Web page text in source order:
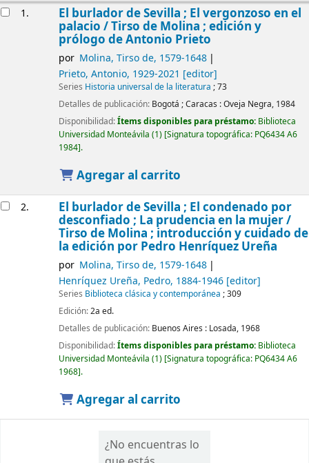
1. El burlador de Sevilla ; El vergonzoso en el
palacio /Tirso de Molina ; edición y
prólogo de Antonio Prieto
por Molina, Tirso de, 1579-1648
Prieto, Antonio, 1929-2021 [editor]
Series Historia universal de la literatura ; 73
Detalles de publicación: Bogotá ; Caracas :Oveja Negra, 1984
Disponibilidad:Ítems disponibles para préstamo: Biblioteca
Universidad Monteávila (1) Signatura topográfica: PQ6434 A6
1984 .
Agregar al carrito
2. El burlador de Sevilla ; El condenado por
desconfiado ; La prudencia en la mujer /
Tirso de Molina ; introducción y cuidado de
la edición por Pedro Henríquez Ureña
por Molina, Tirso de, 1579-1648
Henríquez Ureña, Pedro, 1884-1946[editor]
Series Biblioteca clásica y contemporánea ; 309
Edición:2a ed.
Detalles de publicación: Buenos Aires : Losada, 1968
Disponibilidad:Ítems disponibles para préstamo: Biblioteca
Universidad Monteávila (1) Signatura topográfica: PQ6434 A6
1968 .
Agregar al carrito
¿No encuentras lo